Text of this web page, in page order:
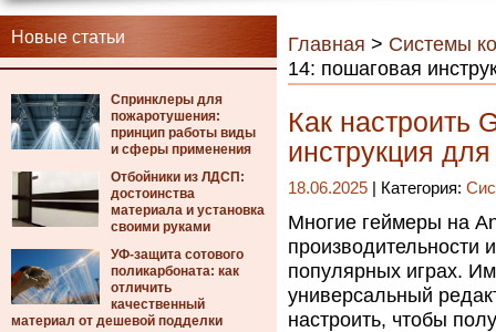
Новые статьи
Спринклеры для
пожаротушения:
принцип работы виды
и сферы применения
Отбойники из ЛДСП:
достоинства
материала и установка
своими руками
УФ-защита сотового
поликарбоната: как
отличить
качественный
материал от дешевой подделки
Главная > Системы
14: пошаговая
Как настроить
инструкция
18.06.2025 | Категория:
Многие геймеры на
производительности
популярных играх.
универсальный
настроить, чтобы